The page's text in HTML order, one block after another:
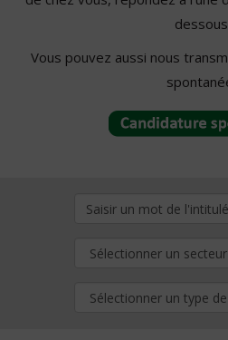
Vous pouvez aussi nous